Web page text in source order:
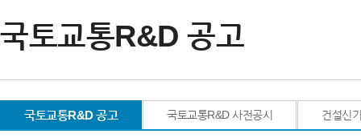
국토교통R&D 공고
국토교통R&D 공고 국토교통R&D 사전공시 건설신